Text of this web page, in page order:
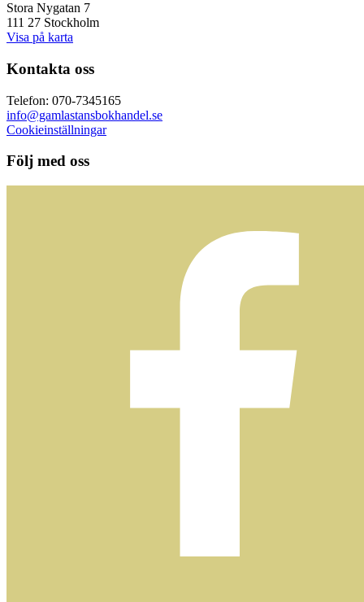
Stora Nygatan 7
111 27 Stockholm
Visa på karta
Kontakta oss
Telefon: 070-7345165
info@gamlastansbokhandel.se
Cookieinställningar
Följ med oss